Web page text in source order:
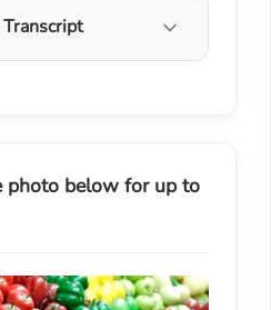
photo below for up to